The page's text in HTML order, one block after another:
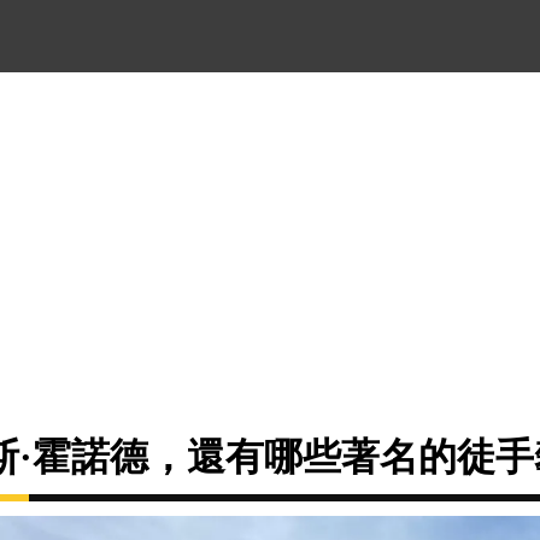
·霍諾德，還有哪些著名的徒